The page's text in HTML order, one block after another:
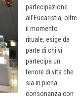
partecipazione
all’Eucaristia, oltre
il momento
rituale, esige da
parte di chi vi
partecipa un
tenore di vita che
sia in piena
consonanza con